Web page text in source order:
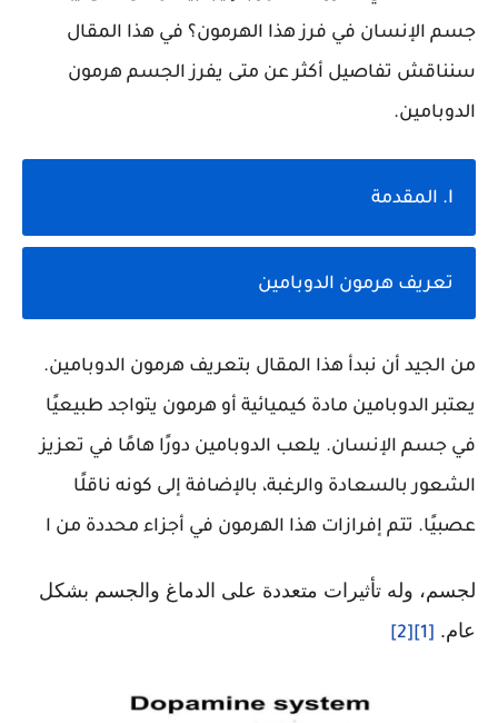
جسم الإنسان في فرز هذا الهرمون؟ في هذا المقال
سنناقش تفاصيل أكثر عن متى يفرز الجسم هرمون
الدوبامين.
I. المقدمة
تعريف هرمون الدوبامين
من الجيد أن نبدأ هذا المقال بتعريف هرمون الدوبامين.
يعتبر الدوبامين مادة كيميائية أو هرمون يتواجد طبيعيًا
في جسم الإنسان. يلعب الدوبامين دورًا هامًا في تعزيز
الشعور بالسعادة والرغبة، بالإضافة إلى كونه ناقلًا
عصبيًا. تتم إفرازات هذا الهرمون في أجزاء محددة من ا
لجسم، وله تأثيرات متعددة على الدماغ والجسم بشكل
عام. [1]
[2]